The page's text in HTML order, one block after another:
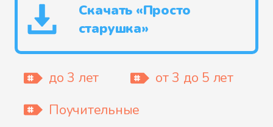
Скачать «Просто
старушка»
до 3 лет
от 3 до 5 лет
Поучительные